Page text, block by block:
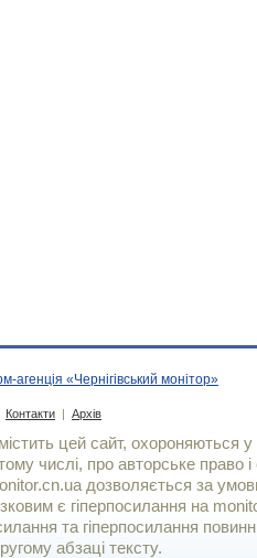
агенція «Чернігівський монітор»
Контакти | Архів
цей сайт, охороняються у
числі, про авторське право і
дозволяється за
є гiперпосилання на
та гіперпосилання
абзаці тексту.